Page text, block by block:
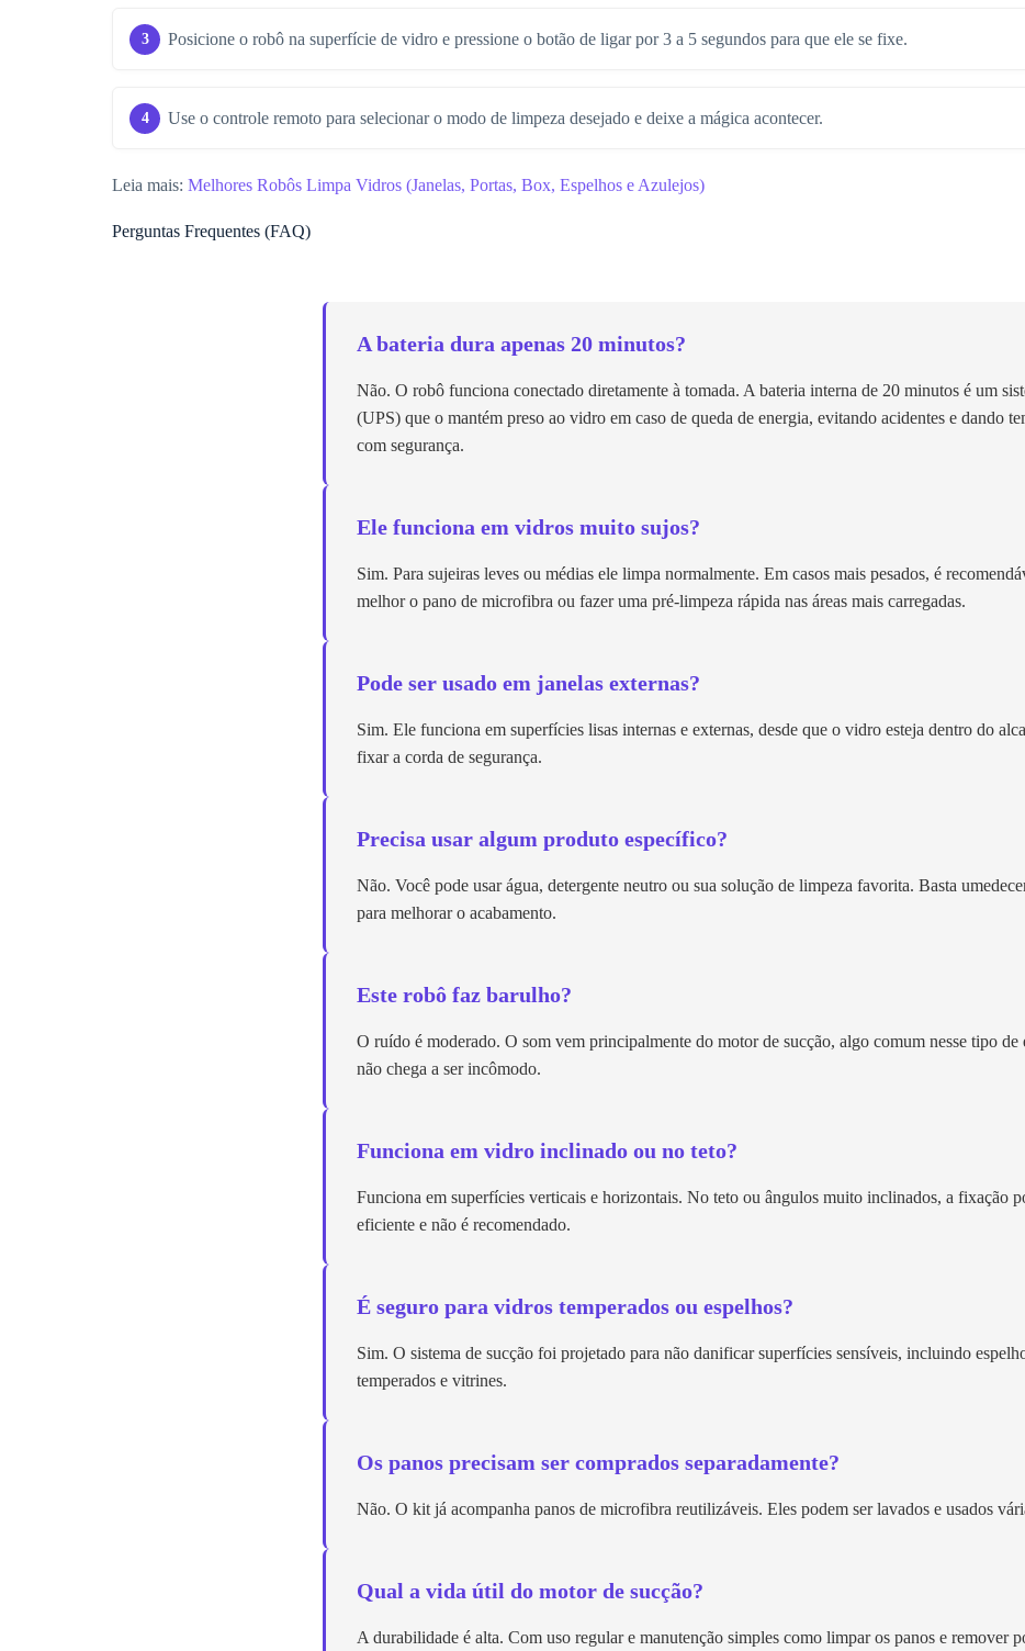
Posicione o robô na superfície de vidro e pressione o botão de ligar por 3 a 5 segundos para que ele se fixe.
Use o controle remoto para selecionar o modo de limpeza desejado e deixe a mágica acontecer.
Leia mais: Melhores Robôs Limpa Vidros (Janelas, Portas, Box, Espelhos e Azulejos)
Perguntas Frequentes (FAQ)
A bateria dura apenas 20 minutos?
Não. O robô funciona conectado diretamente à tomada. A bateria interna de 20 minutos é um
(UPS) que o mantém preso ao vidro em caso de queda de energia, evitando acidentes e dando
com segurança.
Ele funciona em vidros muito sujos?
Sim. Para sujeiras leves ou médias ele limpa normalmente. Em casos mais pesados, é
melhor o pano de microfibra ou fazer uma pré-limpeza rápida nas áreas mais carregadas.
Pode ser usado em janelas externas?
Sim. Ele funciona em superfícies lisas internas e externas, desde que o vidro esteja dentro do
fixar a corda de segurança.
Precisa usar algum produto específico?
Não. Você pode usar água, detergente neutro ou sua solução de limpeza favorita. Basta
para melhorar o acabamento.
Este robô faz barulho?
O ruído é moderado. O som vem principalmente do motor de sucção, algo comum nesse tipo de
não chega a ser incômodo.
Funciona em vidro inclinado ou no teto?
Funciona em superfícies verticais e horizontais. No teto ou ângulos muito inclinados, a fixação
eficiente e não é recomendado.
É seguro para vidros temperados ou espelhos?
Sim. O sistema de sucção foi projetado para não danificar superfícies sensíveis, incluindo
temperados e vitrines.
Os panos precisam ser comprados separadamente?
Não. O kit já acompanha panos de microfibra reutilizáveis. Eles podem ser lavados e usados
Qual a vida útil do motor de sucção?
A durabilidade é alta. Com uso regular e manutenção simples como limpar os panos e remover